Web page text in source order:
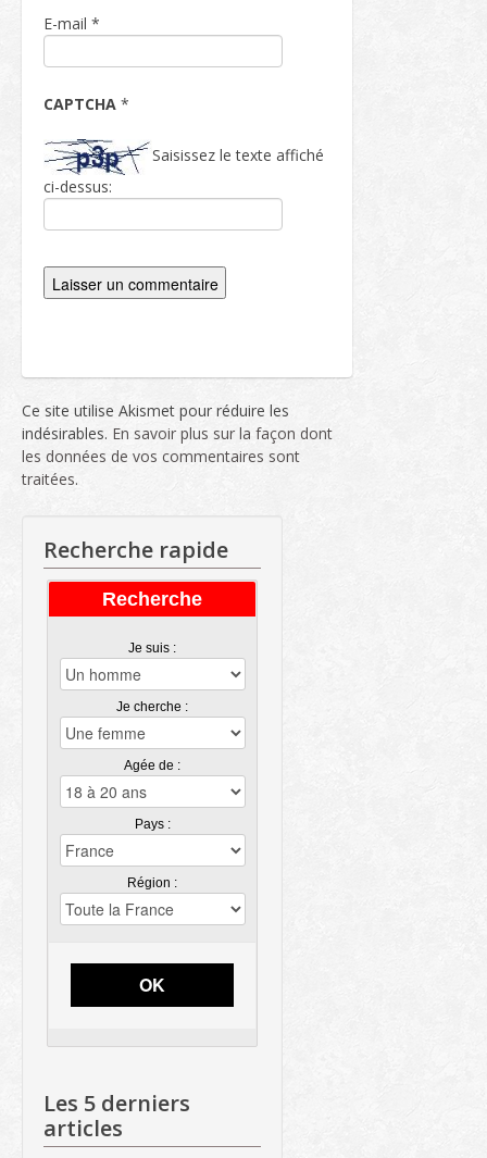
E-mail *
CAPTCHA *
Saisissez le texte affiché
ci-dessus:
Ce site utilise Akismet pour réduire les
indésirables. En savoir plus sur la façon dont
les données de vos commentaires sont
traitées.
Recherche rapide
Recherche
Je suis :
Je cherche :
Agée de :
Pays :
Région :
OK
Les 5 derniers
articles